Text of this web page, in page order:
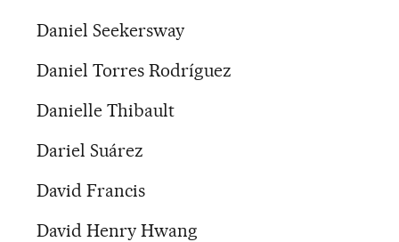
Daniel Seekersway
Daniel Torres Rodríguez
Danielle Thibault
Dariel Suárez
David Francis
David Henry Hwang